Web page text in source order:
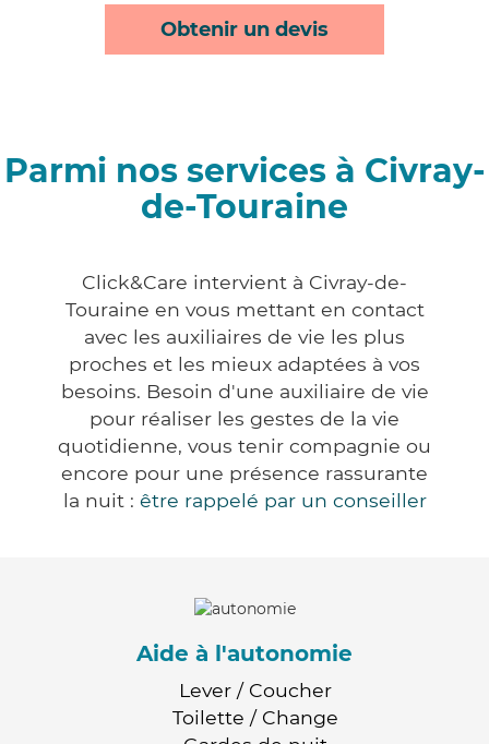
Obtenir un devis
Parmi nos services à Civray-
de-Touraine
Click&Care intervient à Civray-de-
Touraine en vous mettant en contact
avec les auxiliaires de vie les plus
proches et les mieux adaptées à vos
besoins. Besoin d'une auxiliaire de vie
pour réaliser les gestes de la vie
quotidienne, vous tenir compagnie ou
encore pour une présence rassurante
la nuit : être rappelé par un conseiller
Aide à l'autonomie
Lever / Coucher
Toilette / Change